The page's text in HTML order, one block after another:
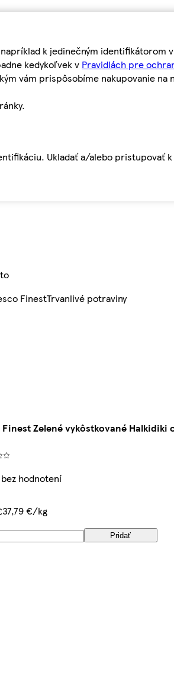
k jedinečným identifikátorom
kedykoľvek v Pravidlách pre
vám prispôsobíme nakupovanie na
Ukladať a/alebo pristupovať
FinestTrvanlivé potraviny
Finest Zelené vykôstkované Halkidiki
hodnotení
37,79 €/kg
Pridať